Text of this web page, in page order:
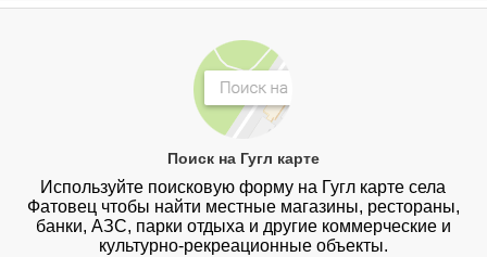
Поиск на Гугл карте
Используйте поисковую форму на Гугл карте села
Фатовец чтобы найти местные магазины, рестораны,
банки, АЗС, парки отдыха и другие коммерческие и
культурно-рекреационные объекты.